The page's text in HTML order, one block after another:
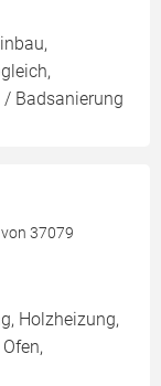
/ Badsanierung
37079
Holzheizung,